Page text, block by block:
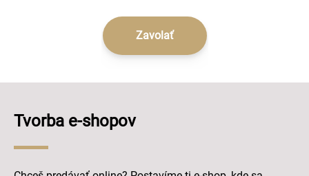
Zavolať
Tvorba e-shopov